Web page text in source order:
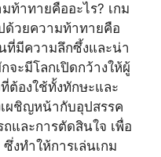
ท้าทายคืออะไร? เกม
วยความท้าทายคือ
ที่มีความลึกซึ้งและน่า
จะมีโลกเปิดกว้างให้ผู้
ต้องใช้ทั้งทักษะและ
ผชิญหน้ากับอุปสรรค
และการตัดสินใจ เพื่อ
งทำให้การเล่นเกม